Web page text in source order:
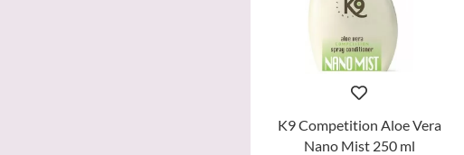
K9 Competition Aloe Vera
Nano Mist 250 ml